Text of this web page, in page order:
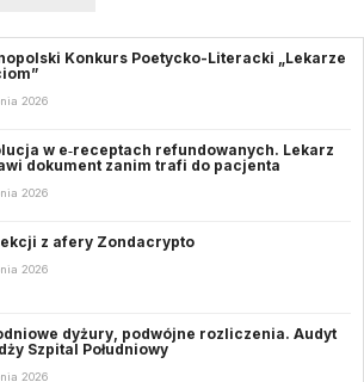
Konkurs Poetycko-Literacki „Lekarze
2026
w e‑receptach refundowanych. Lekarz
dokument zanim trafi do pacjenta
2026
z afery Zondacrypto
2026
dyżury, podwójne rozliczenia. Audyt
Szpital Południowy
2026